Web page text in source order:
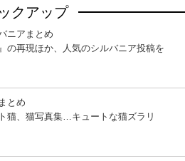
クアップ
ニアまとめ
の再現ほか、人気のシルバニア投稿を
とめ
猫、猫写真集…キュートな猫ズラリ